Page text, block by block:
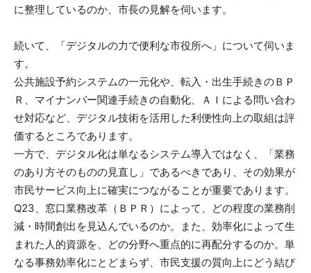
に整理しているのか、市長の見解を伺います。
続いて、「デジタルの力で便利な市役所へ」について伺いま
す。
公共施設予約システムの一元化や、転入・出生手続きのＢＰ
Ｒ、マイナンバー関連手続きの自動化、ＡＩによる問い合わ
せ対応など、デジタル技術を活用した利便性向上の取組は評
価するところであります。
一方で、デジタル化は単なるシステム導入ではなく、「業務
のあり方そのものの見直し」であるべきであり、その効果が
市民サービス向上に確実につながることが重要であります。
Q23、窓口業務改革（ＢＰＲ）によって、どの程度の業務削
減・時間創出を見込んでいるのか。また、効率化によって生
まれた人的資源を、どの分野へ重点的に再配分するのか。単
なる事務効率化にとどまらず、市民支援の質向上にどう結び